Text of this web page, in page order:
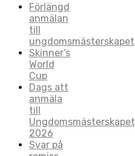
Förlängd
anmälan
till
ungdomsmästerskapet
Skinner’s
World
Cup
Dags att
anmäla
till
Ungdomsmästerskapet
2026
Svar på